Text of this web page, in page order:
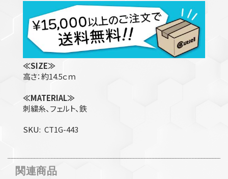
≪SIZE≫
高さ：約14.5ｃｍ
≪MATERIAL≫
刺繍糸、フェルト、鉄
SKU CT1G-443
関連商品